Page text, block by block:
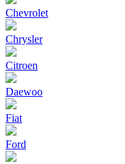
Chevrolet
Chrysler
Citroen
Daewoo
Fiat
Ford